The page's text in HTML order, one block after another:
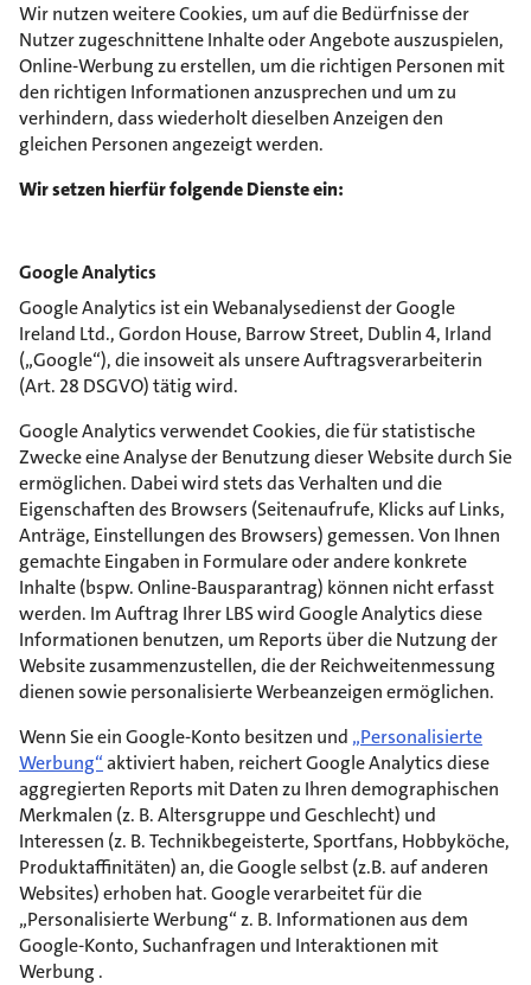
Wir nutzen weitere Cookies, um auf die Bedürfnisse der
Nutzer zugeschnittene Inhalte oder Angebote auszuspielen,
Online-Werbung zu erstellen, um die richtigen Personen mit
den richtigen Informationen anzusprechen und um zu
verhindern, dass wiederholt dieselben Anzeigen den
gleichen Personen angezeigt werden.
Wir setzen hierfür folgende Dienste ein:
Google Analytics
Google Analytics ist ein Webanalysedienst der Google
Ireland Ltd., Gordon House, Barrow Street, Dublin 4, Irland
(„Google“), die insoweit als unsere Auftragsverarbeiterin
(Art. 28 DSGVO) tätig wird.
Google Analytics verwendet Cookies, die für statistische
Zwecke eine Analyse der Benutzung dieser Website durch Sie
ermöglichen. Dabei wird stets das Verhalten und die
Eigenschaften des Browsers (Seitenaufrufe, Klicks auf Links,
Anträge, Einstellungen des Browsers) gemessen. Von Ihnen
gemachte Eingaben in Formulare oder andere konkrete
Inhalte (bspw. Online-Bausparantrag) können nicht erfasst
werden. Im Auftrag Ihrer LBS wird Google Analytics diese
Informationen benutzen, um Reports über die Nutzung der
Website zusammenzustellen, die der Reichweitenmessung
dienen sowie personalisierte Werbeanzeigen ermöglichen.
Wenn Sie ein Google-Konto besitzen und „Personalisierte
Werbung“aktiviert haben, reichert Google Analytics diese
aggregierten Reports mit Daten zu Ihren demographischen
Merkmalen (z. B. Altersgruppe und Geschlecht) und
Interessen (z. B. Technikbegeisterte, Sportfans, Hobbyköche,
Produktaffinitäten) an, die Google selbst (z.B. auf anderen
Websites) erhoben hat. Google verarbeitet für die
„Personalisierte Werbung“ z. B. Informationen aus dem
Google-Konto, Suchanfragen und Interaktionen mit
Werbung .